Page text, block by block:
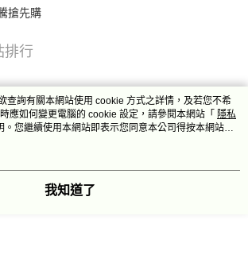
搶先購
排行
查詢有關本網站使用 cookie 方式之詳情，及若您不希
應如何變更電腦的 cookie 設定，請參閱本網站「 隱私
。您繼續使用本網站即表示您同意本公司得按本網站使
cookie。
我知道了